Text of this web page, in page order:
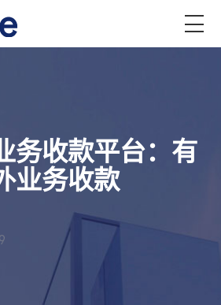
务收款平台：有
业务收款